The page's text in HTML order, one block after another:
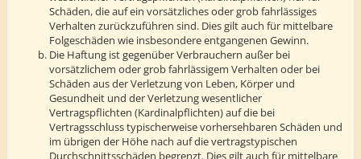
Schäden, die auf ein vorsätzliches oder grob fahrlässiges
Verhalten zurückzuführen sind. Dies gilt auch für mittelbare
Folgeschäden wie insbesondere entgangenen Gewinn.
Die Haftung ist gegenüber Verbrauchern außer bei
vorsätzlichem oder grob fahrlässigem Verhalten oder bei
Schäden aus der Verletzung von Leben, Körper und
Gesundheit und der Verletzung wesentlicher
Vertragspflichten (Kardinalpflichten) auf die bei
Vertragsschluss typischerweise vorhersehbaren Schäden und
im übrigen der Höhe nach auf die vertragstypischen
Durchschnittsschäden begrenzt. Dies gilt auch für mittelbare